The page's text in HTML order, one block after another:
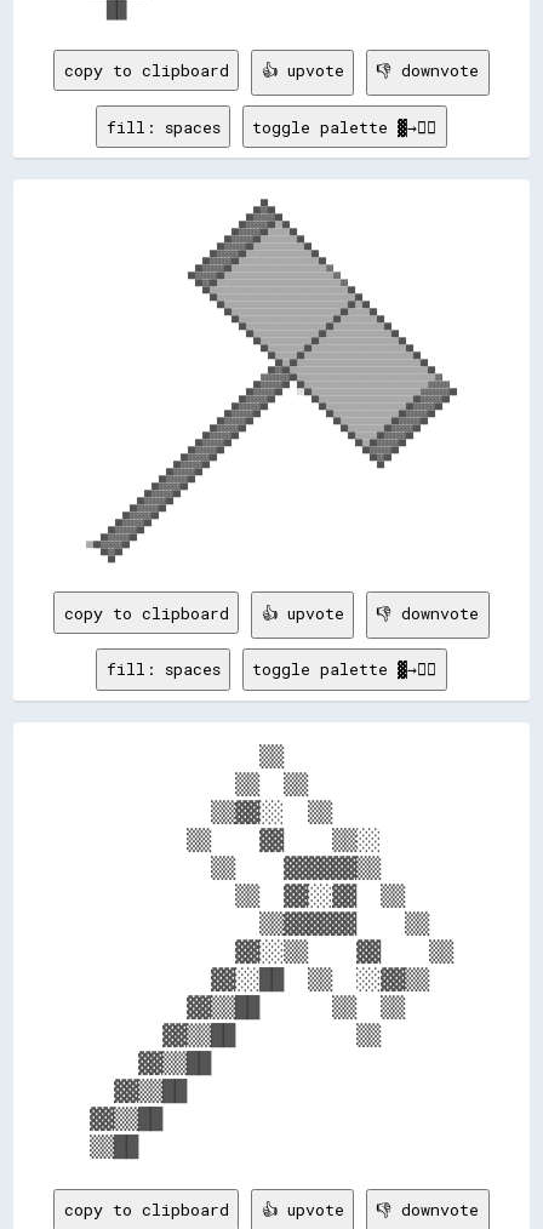
copy to clipboard 👍 upvote 👎 downvote
fill: spaces toggle palette ▓→✊🏽
                                              ██▓▓██
                                            ██▓▓▓▓▓▓██
                                          ██▓▓▓▓▓▓██▒▒██
                                        ██▓▓▓▓▓▓██▒▒▒▒▒▒██
                                      ██▓▓▓▓▓▓██▒▒▒▒▒▒▒▒▒▒██
                                    ██▓▓▓▓▓▓██▒▒▒▒▒▒▒▒▒▒▒▒▒▒██
                                  ██▓▓▓▓▓▓██▒▒▒▒▒▒▒▒▒▒▒▒▒▒▒▒▒▒██
                                ██▓▓▓▓▓▓██▒▒▒▒▒▒▒▒▒▒▒▒▒▒▒▒▒▒▒▒▒▒██
                              ██▓▓▓▓▓▓██▒▒▒▒▒▒▒▒▒▒▒▒▒▒▒▒▒▒▒▒▒▒▒▒▒▒▓▓
                            ██▓▓▓▓▓▓██▒▒▒▒▒▒▒▒▒▒▒▒▒▒▒▒▒▒▒▒▒▒▒▒▒▒▒▒▒▒▓▓
                              ██▓▓██▒▒▒▒▒▒▒▒▒▒▒▒▒▒▒▒▒▒▒▒▒▒▒▒▒▒▒▒▒▒▒▒▒▒▓▓
                                                  ██▓▓██▒▒▒▒▒▒▒▒▒▒▒▒▒▒▒▒▒▒▒▒▒▒▒▒▒▒▒▒▒▒▒▒▒▒▒▒▒▒██
                                                ▓▓▓▓▓▓▓▓██▒▒▒▒▒▒▒▒▒▒▒▒▒▒▒▒▒▒▒▒▒▒▒▒▒▒▒▒▒▒▒▒▒▒▒▒▒▒▓▓
                                              ██▓▓▓▓▓▓██  ██▒▒▒▒▒▒▒▒▒▒▒▒▒▒▒▒▒▒▒▒▒▒▒▒▒▒▒▒▒▒▒▒▒▒▓▓▓▓▓▓
                                            ██▓▓▓▓▓▓██    ░░██▒▒▒▒▒▒▒▒▒▒▒▒▒▒▒▒▒▒▒▒▒▒▒▒▒▒▒▒▒▒▓▓▓▓▓▓▓▓██
                                          ██▓▓▓▓▓▓██          ██▒▒▒▒▒▒▒▒▒▒▒▒▒▒▒▒▒▒▒▒▒▒▒▒▒▒██▓▓▓▓▓▓██
                                        ██▓▓▓▓▓▓██              ██▒▒▒▒▒▒▒▒▒▒▒▒▒▒▒▒▒▒▒▒▒▒██▓▓▓▓▓▓██
                                      ██▓▓▓▓▓▓██                  ██▒▒▒▒▒▒▒▒▒▒▒▒▒▒▒▒▒▒██▓▓▓▓▓▓██
                                    ██▓▓▓▓▓▓██                      ██▒▒▒▒▒▒▒▒▒▒▒▒▒▒██▓▓▓▓▓▓██
                                  ██▓▓▓▓▓▓██                          ██▒▒▒▒▒▒▒▒▒▒██▓▓▓▓▓▓██
                                ██▓▓▓▓▓▓██                              ██▒▒▒▒▒▒██▓▓▓▓▓▓██
                              ██▓▓▓▓▓▓██                                  ██▒▒██▓▓▓▓▓▓██
                            ██▓▓▓▓▓▓██                                      ██▓▓▓▓▓▓██
                          ██▓▓▓▓▓▓██                                          ██▓▓██
                        ██▓▓▓▓▓▓██                                              ██
                      ██▓▓▓▓▓▓██
                    ██▓▓▓▓▓▓██
                  ██▓▓▓▓▓▓██
                ██▓▓▓▓▓▓██
              ██▓▓▓▓▓▓██
            ██▓▓▓▓▓▓██
          ██▓▓▓▓▓▓██
        ██▓▓▓▓▓▓██
      ██▓▓▓▓▓▓██
    ██▓▓▓▓▓▓██
▒▒██▓▓▓▓▓▓██
    ██▓▓██
copy to clipboard 👍 upvote 👎 downvote
fill: spaces toggle palette ▓→✊🏽
              ▒▒
            ▒▒  ▒▒
          ▒▒▓▓░░  ▒▒
        ▒▒    ▓▓    ▒▒░░
          ▒▒    ▓▓▓▓▓▓▒▒
            ▒▒  ▓▓░░▓▓  ▒▒
              ▒▒▓▓▓▓▓▓    ▒▒
            ▓▓░░▒▒    ▓▓    ▒▒
          ▓▓░░██  ▒▒  ░░▓▓▒▒
        ▓▓▒▒██      ▒▒  ▒▒
      ▓▓▒▒██          ▒▒
    ▓▓▒▒██
  ▓▓▒▒██
▓▓▒▒██
copy to clipboard 👍 upvote 👎 downvote